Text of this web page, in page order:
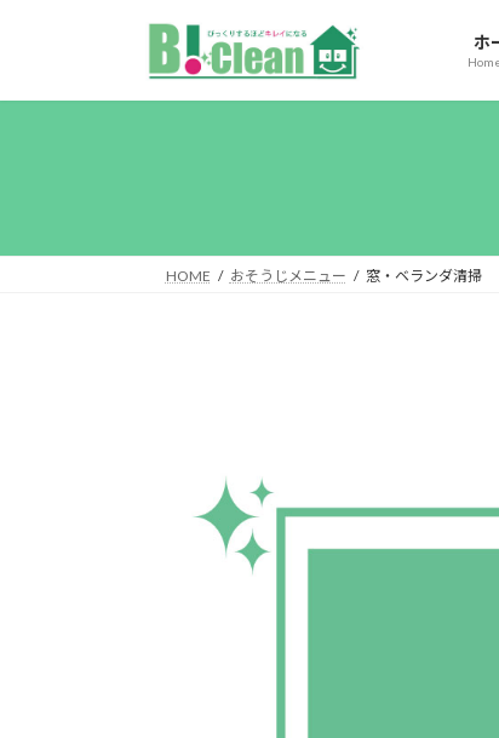
ン
ー
ホ
HOME おそうじメニュー 窓・ベランダ清掃